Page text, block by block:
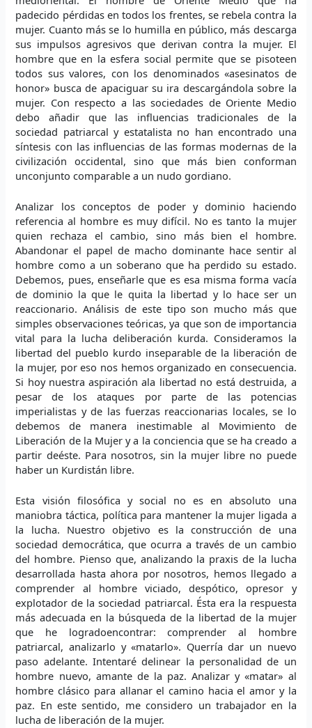
padecido pérdidas en todos los frentes, se rebela contra la
mujer. Cuanto más se lo humilla en público, más descarga
sus impulsos agresivos que derivan contra la mujer. El
hombre que en la esfera social permite que se pisoteen
todos sus valores, con los denominados «asesinatos de
honor» busca de apaciguar su ira descargándola sobre la
mujer. Con respecto a las sociedades de Oriente Medio
debo añadir que las influencias tradicionales de la
sociedad patriarcal y estatalista no han encontrado una
síntesis con las influencias de las formas modernas de la
civilización occidental, sino que más bien conforman
unconjunto comparable a un nudo gordiano.
Analizar los conceptos de poder y dominio haciendo
referencia al hombre es muy difícil. No es tanto la mujer
quien rechaza el cambio, sino más bien el hombre.
Abandonar el papel de macho dominante hace sentir al
hombre como a un soberano que ha perdido su estado.
Debemos, pues, enseñarle que es esa misma forma vacía
de dominio la que le quita la libertad y lo hace ser un
reaccionario. Análisis de este tipo son mucho más que
simples observaciones teóricas, ya que son de importancia
vital para la lucha deliberación kurda. Consideramos la
libertad del pueblo kurdo inseparable de la liberación de
la mujer, por eso nos hemos organizado en consecuencia.
Si hoy nuestra aspiración ala libertad no está destruida, a
pesar de los ataques por parte de las potencias
imperialistas y de las fuerzas reaccionarias locales, se lo
debemos de manera inestimable al Movimiento de
Liberación de la Mujer y a la conciencia que se ha creado a
partir deéste. Para nosotros, sin la mujer libre no puede
haber un Kurdistán libre.
Esta visión filosófica y social no es en absoluto una
maniobra táctica, política para mantener la mujer ligada a
la lucha. Nuestro objetivo es la construcción de una
sociedad democrática, que ocurra a través de un cambio
del hombre. Pienso que, analizando la praxis de la lucha
desarrollada hasta ahora por nosotros, hemos llegado a
comprender al hombre viciado, despótico, opresor y
explotador de la sociedad patriarcal. Ésta era la respuesta
más adecuada en la búsqueda de la libertad de la mujer
que he logradoencontrar: comprender al hombre
patriarcal, analizarlo y «matarlo». Querría dar un nuevo
paso adelante. Intentaré delinear la personalidad de un
hombre nuevo, amante de la paz. Analizar y «matar» al
hombre clásico para allanar el camino hacia el amor y la
paz. En este sentido, me considero un trabajador en la
lucha de liberación de la mujer.